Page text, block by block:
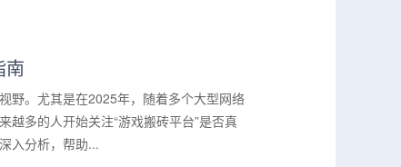
南
野。尤其是在2025年，随着多个大型网络
越多的人开始关注“游戏搬砖平台”是否真
入分析，帮助...